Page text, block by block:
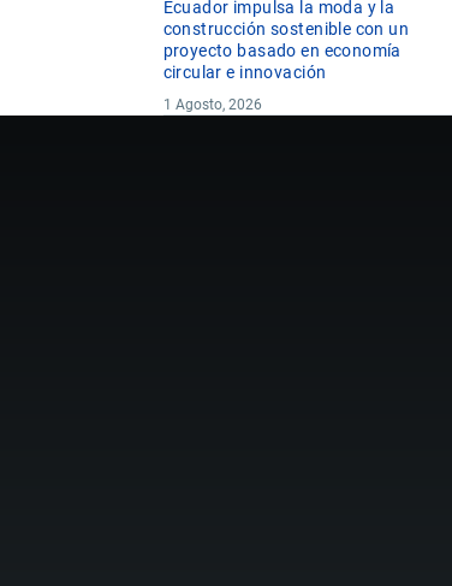
Ecuador impulsa la moda y la
construcción sostenible con un
proyecto basado en economía
circular e innovación
1 Agosto, 2026